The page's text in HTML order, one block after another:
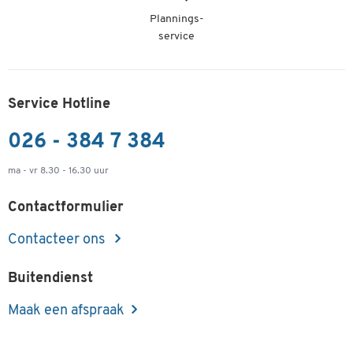
Plannings-
service
Service Hotline
026 - 384 7 384
ma - vr 8.30 - 16.30 uur
Contactformulier
Contacteer ons
Buitendienst
Maak een afspraak